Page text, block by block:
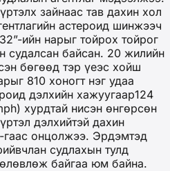
зайнаас тав дахин хол
астероид шинжээч
ийн нарыг тойрох тойрог
байсан. 20 жилийн
бөгөөд тэр үеэс хойш
810 хоногт нэг удаа
дэлхийн хажуугаар124
хурдтай нисэн өнгөрсөн
дэлхийтэй дахин
гаас онцолжээ. Эрдэмтэд
судлахын тулд
байгаа юм байна.